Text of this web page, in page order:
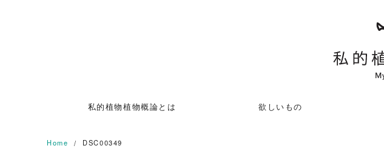
私的植物植物概論とは 欲しいもの
Home DSC00349